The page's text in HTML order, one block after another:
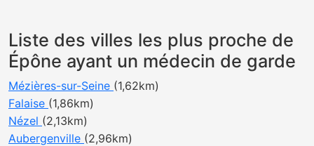
Liste des villes les plus proche de
Épône ayant un médecin de garde
Mézières-sur-Seine (1,62km)
Falaise (1,86km)
Nézel (2,13km)
Aubergenville (2,96km)